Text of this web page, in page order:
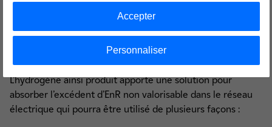
notamment l’objet du projet Jupiter 1000, qui regroupe
L’hydrogène ainsi produit apporte une solution pour
absorber l’excédent d’EnR non valorisable dans le réseau
électrique qui pourra être utilisé de plusieurs façons :
Personnaliser
Accepter